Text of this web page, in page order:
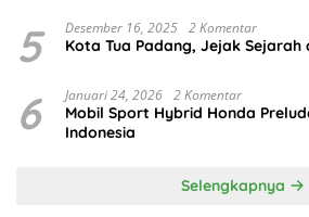
5 Desember 16, 2025 2 Komentar
Kota Tua Padang, Jejak Sejarah
6 Januari 24, 2026 2 Komentar
Mobil Sport Hybrid Honda
Indonesia
Selengkapnya